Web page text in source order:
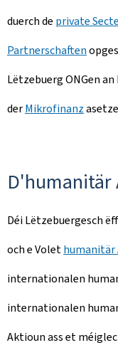
duerch de private
Partnerschaften
Lëtzebuerg ONGen
derMikrofinanz
D'humanitär
Déi Lëtzebuergesch
och e Volethumanitär
internationalen
internationalen
Aktioun ass et